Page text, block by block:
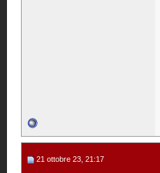
21 ottobre 23, 21:17